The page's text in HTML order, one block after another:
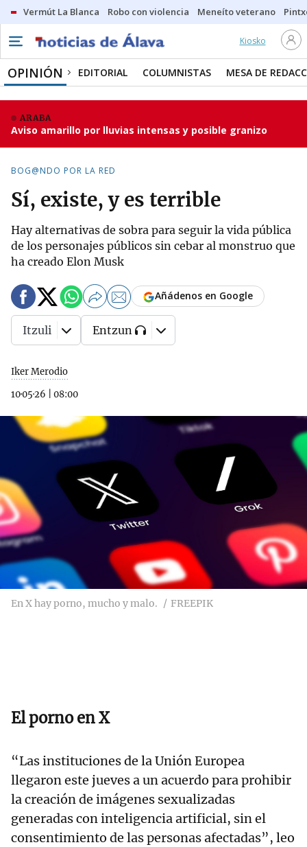
Vermút La Blanca Robo con violencia Meneíto veterano
Kiosko
OPINIÓN EDITORIAL COLUMNISTAS MESA DE
ARABA
Aviso amarillo por lluvias intensas y posible granizo
BOG@NDO POR LA RED
Sí, existe, y es terrible
Hay alternativas de sobra para seguir la vida pública
de los personajes públicos sin cebar al monstruo que
ha creado Elon Musk
Iker Merodio
10·05·26
08:00
Añádenos en Google
Itzuli Entzun
En X hay porno, mucho y malo. FREEPIK
El porno en X
“Las instituciones de la Unión Europea
llegaron este jueves a un acuerdo para prohibir
la creación de imágenes sexualizadas
generadas con inteligencia artificial, sin el
consentimiento de las personas afectadas”, leo